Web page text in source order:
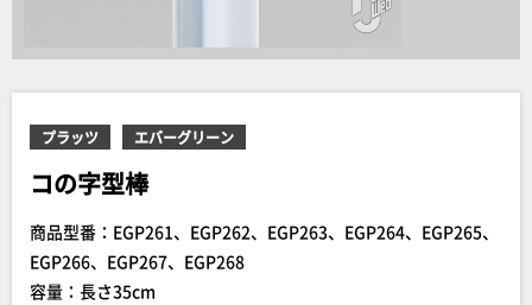
プラッツ エバーグリーン
コの字型棒
商品型番：EGP261、EGP262、EGP263、EGP264、EGP265、
EGP266、EGP267、EGP268
容量：長さ35cm